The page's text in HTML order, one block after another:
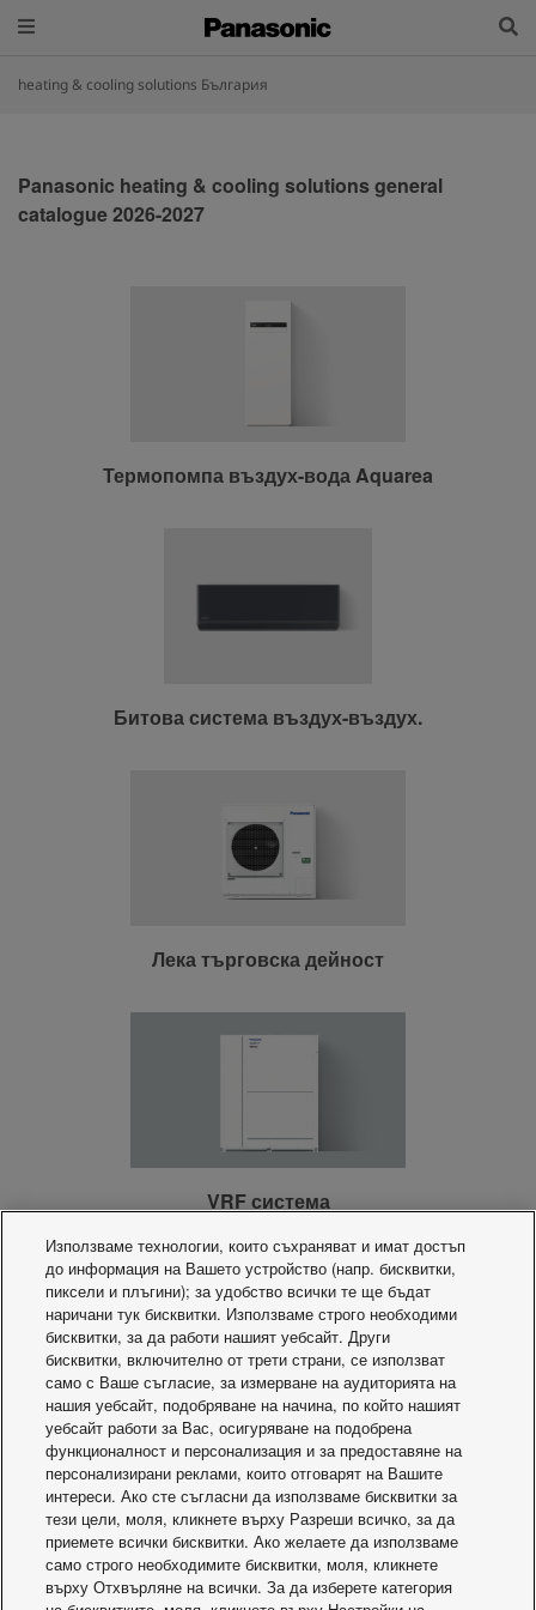
heating & cooling solutions България
Panasonic heating & cooling solutions general
catalogue 2026-2027
Термопомпа въздух-вода Aquarea
Битова система въздух-въздух.
Лека търговска дейност
VRF система
Хладилна техника
Използваме технологии, които съхраняват и имат достъп
до информация на Вашето устройство (напр. бисквитки,
пиксели и плъгини); за удобство всички те ще бъдат
наричани тук бисквитки. Използваме строго необходими
бисквитки, за да работи нашият уебсайт. Други
бисквитки, включително от трети страни, се използват
само с Ваше съгласие, за измерване на аудиторията на
нашия уебсайт, подобряване на начина, по който нашият
уебсайт работи за Вас, осигуряване на подобрена
функционалност и персонализация и за предоставяне на
персонализирани реклами, които отговарят на Вашите
интереси. Ако сте съгласни да използваме бисквитки за
тези цели, моля, кликнете върху Разреши всичко, за да
приемете всички бисквитки. Ако желаете да използваме
само строго необходимите бисквитки, моля, кликнете
върху Отхвърляне на всички. За да изберете категория